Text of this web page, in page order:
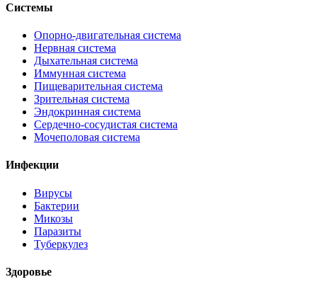
Системы
Опорно-двигательная система
Нервная система
Дыхательная система
Иммунная система
Пищеварительная система
Зрительная система
Эндокринная система
Сердечно-сосудистая система
Мочеполовая система
Инфекции
Вирусы
Бактерии
Микозы
Паразиты
Туберкулез
Здоровье